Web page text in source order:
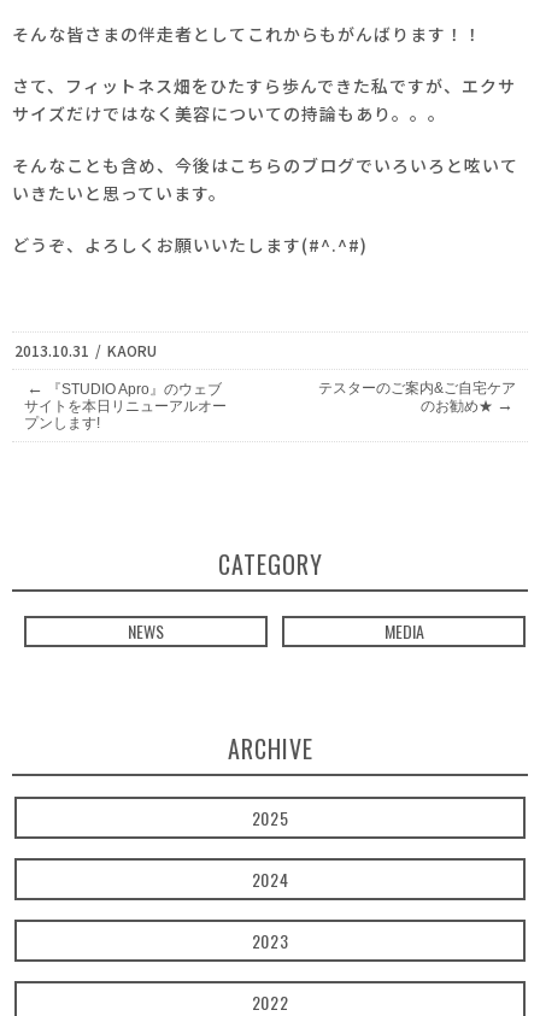
そんな皆さまの伴走者としてこれからもがんばります！！
さて、フィットネス畑をひたすら歩んできた私ですが、 エクサ
サイズだけではなく美容についての持論もあり。。。
そんなことも含め、 今後はこちらのブログでいろいろと呟いて
いきたいと思っています。
どうぞ、よろしくお願いいたします(#^.^#)
2013.10.31 / KAORU
←
『STUDIO Apro』のウェブ
サイトを本日リニューアルオー
プンします!
テスターのご案内&ご自宅ケア
のお勧め★ →
CATEGORY
NEWS MEDIA
ARCHIVE
2025
2024
2023
2022